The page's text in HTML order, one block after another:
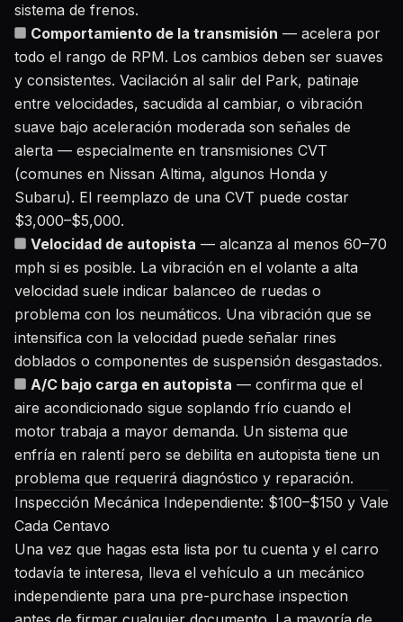
sistema de frenos.
Comportamiento de la transmisión — acelera por
todo el rango de RPM. Los cambios deben ser suaves
y consistentes. Vacilación al salir del Park, patinaje
entre velocidades, sacudida al cambiar, o vibración
suave bajo aceleración moderada son señales de
alerta — especialmente en transmisiones CVT
(comunes en Nissan Altima, algunos Honda y
Subaru). El reemplazo de una CVT puede costar
$3,000–$5,000.
Velocidad de autopista — alcanza al menos 60–70
mph si es posible. La vibración en el volante a alta
velocidad suele indicar balanceo de ruedas o
problema con los neumáticos. Una vibración que se
intensifica con la velocidad puede señalar rines
doblados o componentes de suspensión desgastados.
A/C bajo carga en autopista — confirma que el
aire acondicionado sigue soplando frío cuando el
motor trabaja a mayor demanda. Un sistema que
enfría en ralentí pero se debilita en autopista tiene un
problema que requerirá diagnóstico y reparación.
Inspección Mecánica Independiente: $100–$150 y Vale
Cada Centavo
Una vez que hagas esta lista por tu cuenta y el carro
todavía te interesa, lleva el vehículo a un mecánico
independiente para una pre-purchase inspection